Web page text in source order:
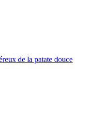
de la patate douce